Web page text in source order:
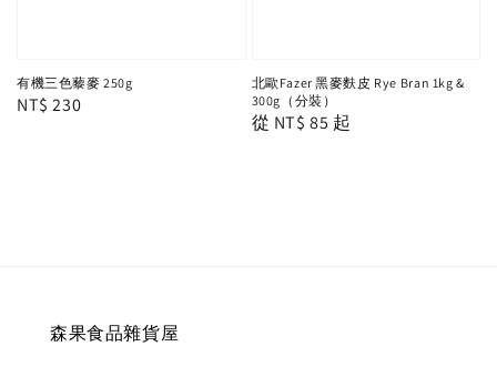
有機三色藜麥 250g
Regular
NT$ 230
北歐Fazer 黑麥麩皮 Rye Bran 1kg &
300g（分裝）
Regular
從 NT$ 85 起
森果食品雜貨屋